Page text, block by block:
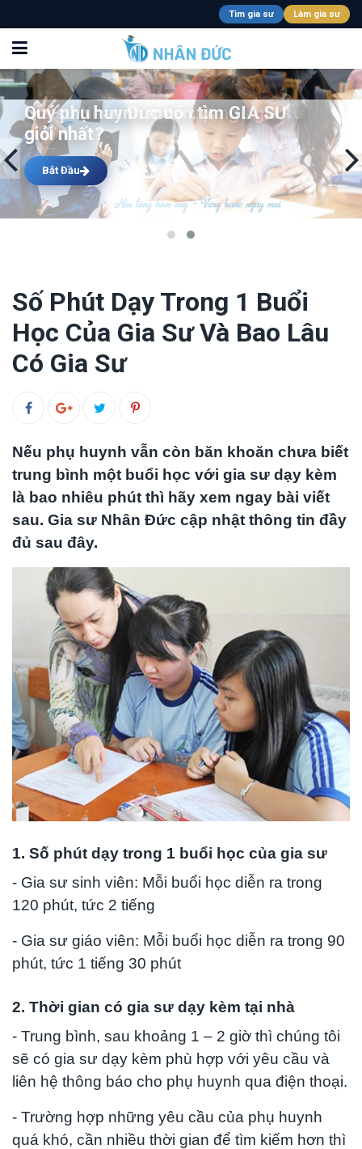
Tìm gia sư Làm gia sư
Quý phụ huynh muốn tìm GIA SƯ
giỏi nhất?
Bắt Đầu
Gia sư Nhân Đức có đội ngũ gia sư
giỏi nhất
Bắt Đầu
Số Phút Dạy Trong 1 Buổi
Học Của Gia Sư Và Bao Lâu
Có Gia Sư
Nếu phụ huynh vẫn còn băn khoăn chưa biết
trung bình một buổi học với gia sư dạy kèm
là bao nhiêu phút thì hãy xem ngay bài viết
sau. Gia sư Nhân Đức cập nhật thông tin đầy
đủ sau đây.
1. Số phút dạy trong 1 buổi học của gia sư
- Gia sư sinh viên: Mỗi buổi học diễn ra trong
120 phút, tức 2 tiếng
- Gia sư giáo viên: Mỗi buổi học diễn ra trong 90
phút, tức 1 tiếng 30 phút
2. Thời gian có gia sư dạy kèm tại nhà
- Trung bình, sau khoảng 1 – 2 giờ thì chúng tôi
sẽ có gia sư dạy kèm phù hợp với yêu cầu và
liên hệ thông báo cho phụ huynh qua điện thoại.
- Trường hợp những yêu cầu của phụ huynh
quá khó, cần nhiều thời gian để tìm kiếm hơn thì